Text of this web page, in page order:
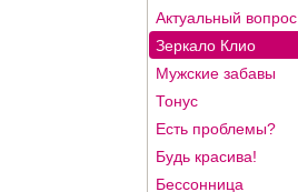
Актуальный вопрос
Зеркало Клио
Мужские забавы
Тонус
Есть проблемы?
Будь красива!
Бессонница